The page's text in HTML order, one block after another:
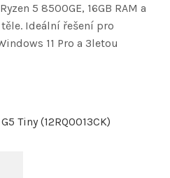
5 8500GE, 16GB RAM a
Ideální řešení pro
11 Pro a 3letou
Tiny (12RQ0013CK)